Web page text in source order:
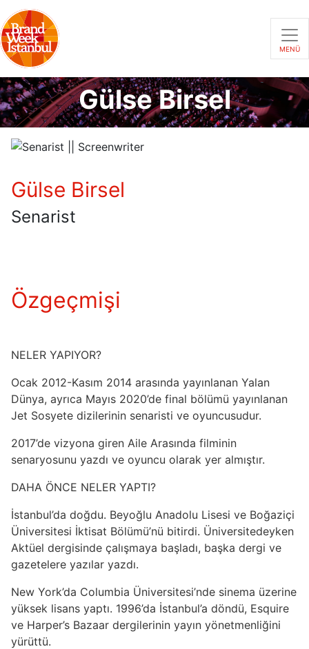
MENÜ
Gülse Birsel
Gülse Birsel
Senarist
Özgeçmişi
NELER YAPIYOR?
Ocak 2012-Kasım 2014 arasında yayınlanan Yalan
Dünya, ayrıca Mayıs 2020’de final bölümü yayınlanan
Jet Sosyete dizilerinin senaristi ve oyuncusudur.
2017’de vizyona giren Aile Arasında filminin
senaryosunu yazdı ve oyuncu olarak yer almıştır.
DAHA ÖNCE NELER YAPTI?
İstanbul’da doğdu. Beyoğlu Anadolu Lisesi ve Boğaziçi
Üniversitesi İktisat Bölümü’nü bitirdi. Üniversitedeyken
Aktüel dergisinde çalışmaya başladı, başka dergi ve
gazetelere yazılar yazdı.
New York’da Columbia Üniversitesi’nde sinema üzerine
yüksek lisans yaptı. 1996’da İstanbul’a döndü, Esquire
ve Harper’s Bazaar dergilerinin yayın yönetmenliğini
yürüttü.